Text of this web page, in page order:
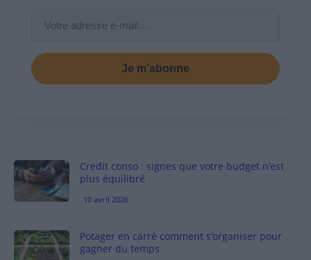
Je m’abonne
Crédit conso : signes que votre budget n’est
plus équilibré
10 avril 2026
Potager en carré comment s’organiser pour
gagner du temps